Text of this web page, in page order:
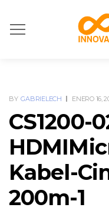
BY GABRIELECH ENERO 16,
CS1200-
Kabel-
200m-1